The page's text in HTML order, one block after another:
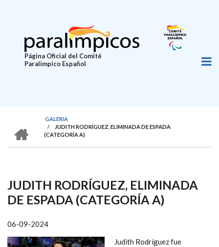
principal
Página Oficial del Comité
Paralímpico Español
SOBRESCRIBIR
ENLACES
AYUDA
A
LA
NAVEGACIÓN
GALERIA
/
JUDITH RODRÍGUEZ, ELIMINADA DE ESPADA
(CATEGORÍA A)
JUDITH RODRÍGUEZ, ELIMINADA
DE ESPADA (CATEGORÍA A)
06-09-2024
Judith Rodríguez fue